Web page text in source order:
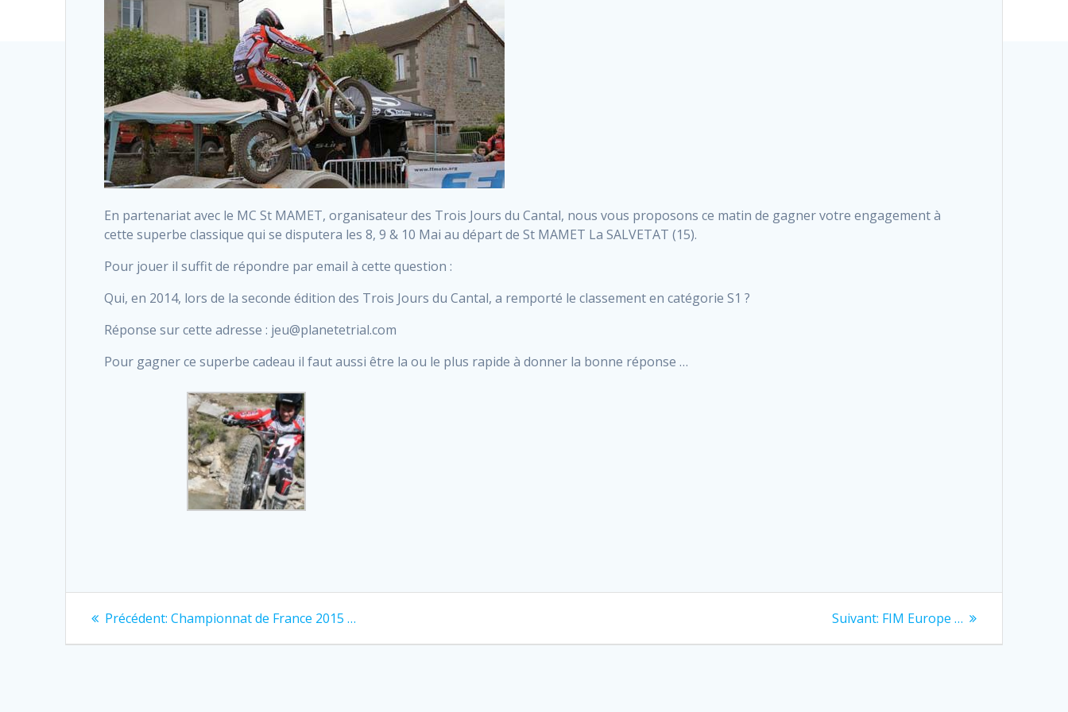
En partenariat avec le MC St MAMET, organisateur des Trois Jours du Cantal, nous vous proposons ce matin de gagner votre engagement à
cette superbe classique qui se disputera les 8, 9 & 10 Mai au départ de St MAMET La SALVETAT (15).
Pour jouer il suffit de répondre par email à cette question :
Qui, en 2014, lors de la seconde édition des Trois Jours du Cantal, a remporté le classement en catégorie S1 ?
Réponse sur cette adresse : jeu@planetetrial.com
Pour gagner ce superbe cadeau il faut aussi être la ou le plus rapide à donner la bonne réponse …
Navigation
de
Précédent: Previous
Championnat de France 2015 … Suivant: Next
FIM Europe …